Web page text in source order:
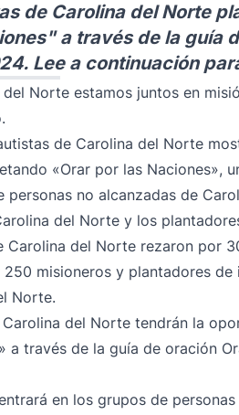
de Carolina del Norte
a través de la guía
Lee a continuación
Norte estamos juntos en
de Carolina del Norte
«Orar por las Naciones»,
personas no alcanzadas de
del Norte y los
Carolina del Norte rezaron por
misioneros y plantadores de
Norte.
del Norte tendrán la
a través de la guía de oración
en los grupos de